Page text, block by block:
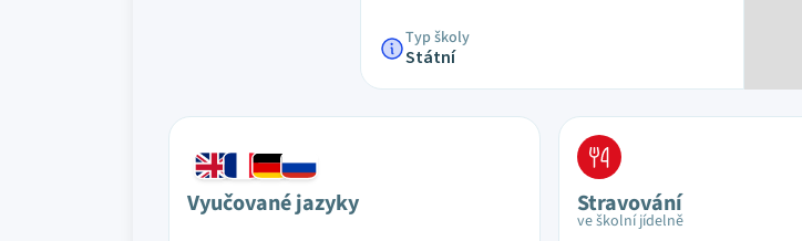
Typ školy
Státní
Vyučované jazyky Stravování
ve školní jídelně